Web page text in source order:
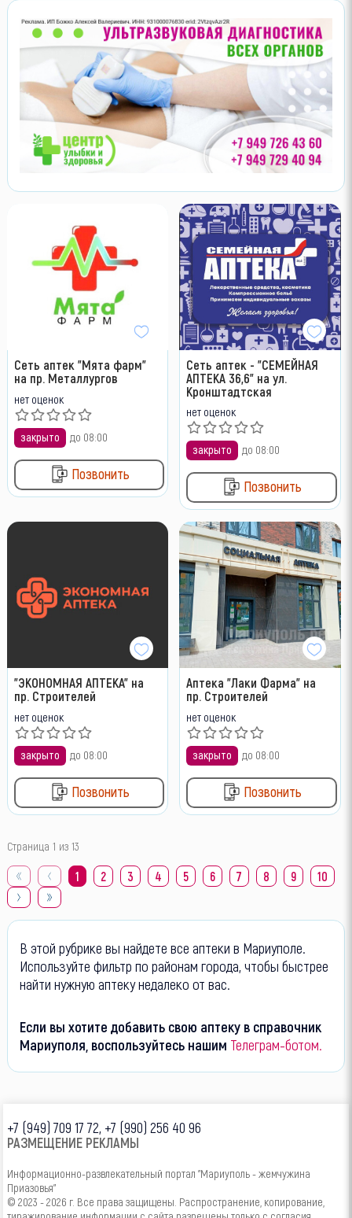
Сеть аптек "Мята фарм"
на пр. Металлургов
нет оценок
закрыто до 08:00
Позвонить
Сеть аптек - "СЕМЕЙНАЯ
АПТЕКА 36,6" на ул.
Кронштадтская
нет оценок
закрыто до 08:00
Позвонить
"ЭКОНОМНАЯ АПТЕКА" на
пр. Строителей
нет оценок
закрыто до 08:00
Позвонить
Аптека "Лаки Фарма" на
пр. Строителей
нет оценок
закрыто до 08:00
Позвонить
Страница 1 из 13
1 2 3 4 5 6 7 8 9 10
В этой рубрике вы найдете все аптеки в Мариуполе.
Используйте фильтр по районам города, чтобы быстрее
найти нужную аптеку недалеко от вас.
Если вы хотите добавить свою аптеку в справочник
Мариуполя, воспользуйтесь нашим Телеграм-ботом.
+7 (949) 709 17 72, +7 (990) 256 40 96
РАЗМЕЩЕНИЕ РЕКЛАМЫ
Информационно-развлекательный портал "Мариуполь - жемчужина
Приазовья"
© 2023 - 2026 г. Все права защищены. Распространение, копирование,